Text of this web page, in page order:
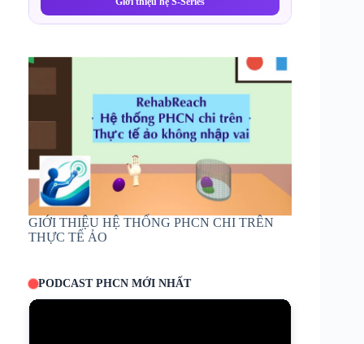
GIỚI THIỆU HỆ THỐNG PHCN CHI TRÊN
THỰC TẾ ẢO
PODCAST PHCN MỚI NHẤT